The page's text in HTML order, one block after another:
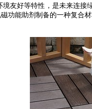
友好等特性，是未来连
功能助剂制备的一种复